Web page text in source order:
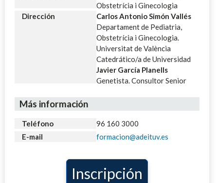
Obstetrícia i Ginecologia
Dirección
Carlos Antonio Simón Vallés
Departament de Pediatria,
Obstetrícia i Ginecologia.
Universitat de València
Catedrático/a de Universidad
Javier García Planells
Genetista. Consultor Senior
Más información
Teléfono
96 160 3000
E-mail
formacion@adeituv.es
Inscripción